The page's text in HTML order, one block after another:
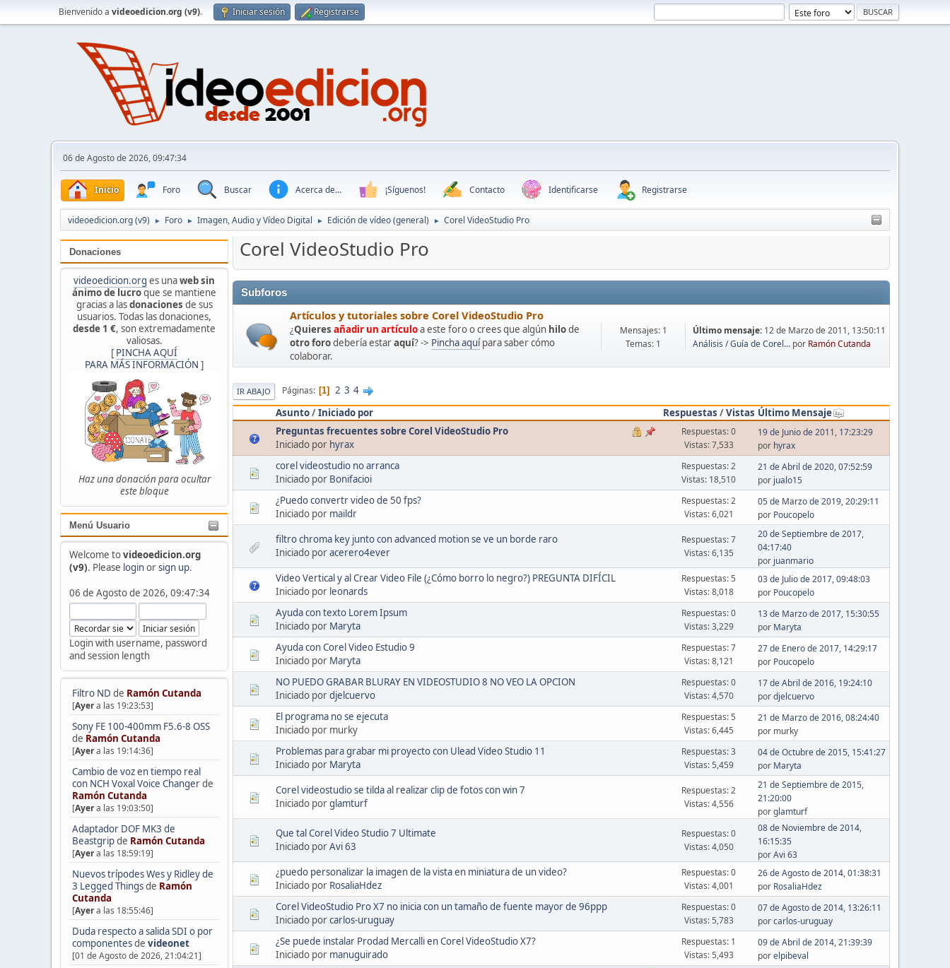
Bienvenido a videoedicion.org (v9). Iniciar sesión Registrarse
06 de Agosto de 2026, 09:47:34
Inicio Foro Buscar Acerca de... ¡Síguenos! Contacto Identificarse Registrarse
videoedicion.org (v9) ► Foro ► Imagen, Audio y Vídeo Digital ► Edición de vídeo (general) ► Corel VideoStudio Pro
Donaciones
videoedicion.org es unaweb sin
ánimo de lucroque se mantiene
gracias a lasdonaciones de sus
usuarios. Todas las donaciones,
desde 1 €, son extremadamente
valiosas.
[ PINCHA AQUÍ
PARA MÁS INFORMACIÓN ]
Haz una donación para ocultar
este bloque
Menú Usuario
Welcome tovideoedicion.org
(v9). Please loginorsign up.
06 de Agosto de 2026, 09:47:34
Login with username, password
and session length
Filtro ND de Ramón Cutanda
[Ayera las 19:23:53]
Sony FE 100-400mm F5.6-8 OSS
de Ramón Cutanda
[Ayera las 19:14:36]
Cambio de voz en tiempo real
con NCH Voxal Voice Changerde
Ramón Cutanda
[Ayera las 19:03:50]
Adaptador DOF MK3 de
Beastgripde Ramón Cutanda
[Ayera las 18:59:19]
Nuevos trípodes Wes y Ridley de
3 Legged Thingsde Ramón
Cutanda
[Ayera las 18:55:46]
Duda respecto a salida SDI o por
componentesde videonet
[01 de Agosto de 2026, 21:04:21]
Corel VideoStudio Pro
Subforos
Artículos y tutoriales sobre Corel VideoStudio Pro
¿Quieres añadir un artículoa este foro o crees que algún hilode
otro forodebería estaraquí? -> Pincha aquípara saber cómo
colaborar.
Mensajes: 1
Temas: 1
Último mensaje: 12 de Marzo de 2011, 13:50:11
Análisis / Guía de Corel...por Ramón Cutanda
IR ABAJO Páginas 1 2 3 4
Asunto/Iniciado por Respuestas /Vistas Último Mensaje
Preguntas frecuentes sobre Corel VideoStudio Pro
Iniciado por hyrax
Respuestas: 0
Vistas: 7,533
19 de Junio de 2011, 17:23:29
por hyrax
corel videostudio no arranca
Iniciado por Bonifacioi
Respuestas: 2
Vistas: 18,510
21 de Abril de 2020, 07:52:59
por jualo15
¿Puedo convertr video de 50 fps?
Iniciado por maildr
Respuestas: 2
Vistas: 6,021
05 de Marzo de 2019, 20:29:11
por Poucopelo
filtro chroma key junto con advanced motion se ve un borde raro
Iniciado poracerero4ever
Respuestas: 7
Vistas: 6,135
20 de Septiembre de 2017,
04:17:40
por juanmario
Video Vertical y al Crear Video File (¿Cómo borro lo negro?) PREGUNTA DIFÍCIL
Iniciado por leonards
Respuestas: 5
Vistas: 8,018
03 de Julio de 2017, 09:48:03
por Poucopelo
Ayuda con texto Lorem Ipsum
Iniciado por Maryta
Respuestas: 0
Vistas: 3,229
13 de Marzo de 2017, 15:30:55
por Maryta
Ayuda con Corel Video Estudio 9
Iniciado por Maryta
Respuestas: 7
Vistas: 8,121
27 de Enero de 2017, 14:29:17
por Poucopelo
NO PUEDO GRABAR BLURAY EN VIDEOSTUDIO 8 NO VEO LA OPCION
Iniciado pordjelcuervo
Respuestas: 0
Vistas: 4,570
17 de Abril de 2016, 19:24:10
pordjelcuervo
El programa no se ejecuta
Iniciado por murky
Respuestas: 5
Vistas: 6,445
21 de Marzo de 2016, 08:24:40
por murky
Problemas para grabar mi proyecto con Ulead Video Studio 11
Iniciado por Maryta
Respuestas: 3
Vistas: 5,459
04 de Octubre de 2015, 15:41:27
por Maryta
Corel videostudio se tilda al realizar clip de fotos con win 7
Iniciado porglamturf
Respuestas: 2
Vistas: 4,556
21 de Septiembre de 2015,
21:20:00
porglamturf
Que tal Corel Video Studio 7 Ultimate
Iniciado porAvi 63
Respuestas: 0
Vistas: 4,050
08 de Noviembre de 2014,
16:15:35
porAvi 63
¿puedo personalizar la imagen de la vista en miniatura de un video?
Iniciado por RosaliaHdez
Respuestas: 0
Vistas: 4,001
26 de Agosto de 2014, 01:38:31
por RosaliaHdez
Corel VideoStudio Pro X7 no inicia con un tamaño de fuente mayor de 96ppp
Iniciado porcarlos-uruguay
Respuestas: 0
Vistas: 5,783
07 de Agosto de 2014, 13:26:11
porcarlos-uruguay
¿Se puede instalar Prodad Mercalli en Corel VideoStudio X7?
Iniciado por manuguirado
Respuestas: 1
Vistas: 5,493
09 de Abril de 2014, 21:39:39
porelpibeval